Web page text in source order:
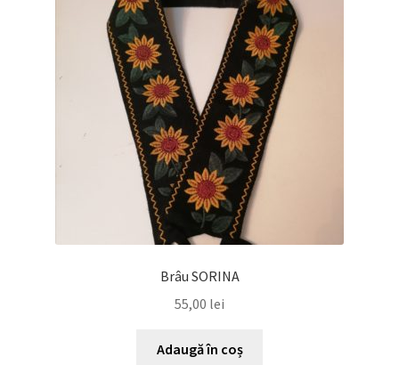
Brâu SORINA
55,00 lei
Adaugă în coș